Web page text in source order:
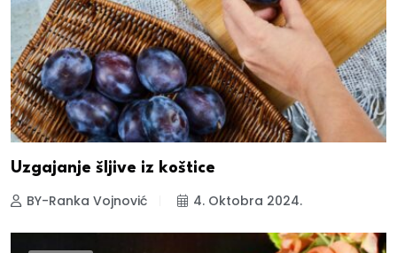
Uzgajanje šljive iz koštice
BY-Ranka Vojnović 4. Oktobra 2024.